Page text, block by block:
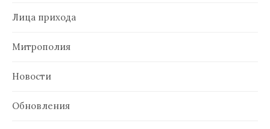
Лица прихода
Митрополия
Новости
Обновления